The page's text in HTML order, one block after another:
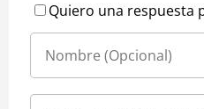
Quiero una respuesta